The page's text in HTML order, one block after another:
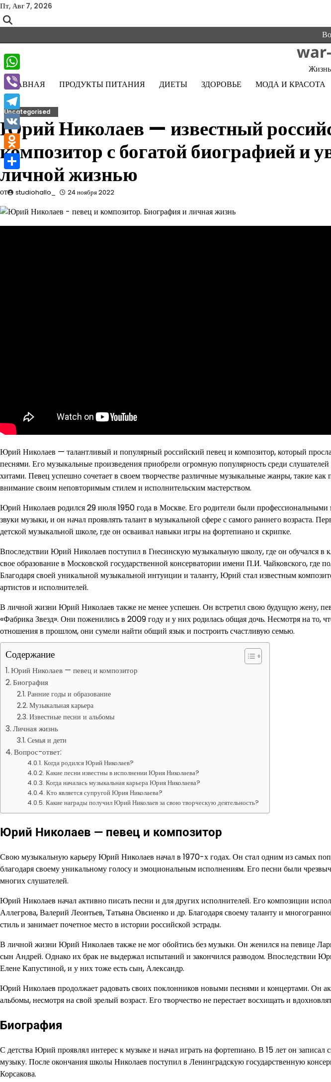
Перейти
к
содержимому
Пт, Авг 7, 2026
ГЛАВНАЯ
ПРОДУКТЫ ПИТАНИЯ ДИЕТЫ ЗДОРОВЬЕ МОДА И КРАСОТА
Uncategorised
Юрий Николаев — известный
композитор с богатой биографией и
личной жизнью
от studiohallo_ 24 ноября 2022
Юрий Николаев — талантливый и популярный российский певец и композитор, который
песнями. Его музыкальные произведения приобрели огромную популярность среди
хитами. Певец успешно сочетает в своем творчестве различные музыкальные жанры, такие
внимание своим неповторимым стилем и исполнительским мастерством.
Юрий Николаев родился 29 июля 1950 года в Москве. Его родители были профессиональными
звуки музыки, и он начал проявлять талант в музыкальной сфере с самого раннего возраста.
детской музыкальной школе, где он осваивал навыки игры на фортепиано и скрипке.
Впоследствии Юрий Николаев поступил в Гнесинскую музыкальную школу, где он обучался в
свое образование в Московской государственной консерватории имени П.И. Чайковского, где
Благодаря своей уникальной музыкальной интуиции и таланту, Юрий стал известным
артистов и исполнителей.
В личной жизни Юрий Николаев также не менее успешен. Он встретил свою будущую жену,
«Фабрика Звезд». Они поженились в 2009 году и у них родилась общая дочь. Несмотря на то,
отношения в прошлом, они сумели найти общий язык и построить счастливую семью.
Содержание
Юрий Николаев — певец и композитор
Биография
Ранние годы и образование
Музыкальная карьера
Известные песни и альбомы
Личная жизнь
Семья и дети
Вопрос-ответ:
Когда родился Юрий Николаев?
Какие песни известны в исполнении Юрия Николаева?
Когда началась музыкальная карьера Юрия Николаева?
Кто является супругой Юрия Николаева?
Какие награды получил Юрий Николаев за свою творческую деятельность?
Юрий Николаев — певец и композитор
Свою музыкальную карьеру Юрий Николаев начал в 1970-х годах. Он стал одним из самых
благодаря своему уникальному голосу и эмоциональным исполнениям. Его песни были
многих слушателей.
Юрий Николаев начал активно писать песни и для других исполнителей. Его композиции
Аллегрова, Валерий Леонтьев, Татьяна Овсиенко и др. Благодаря своему таланту и
стиль и занимает почетное место в истории российской эстрады.
В личной жизни Юрий Николаев также не мог обойтись без музыки. Он женился на певице
сын Андрей. Однако их брак не выдержал испытаний и закончился разводом. Впоследствии
Елене Капустиной, и у них тоже есть сын, Александр.
Юрий Николаев продолжает радовать своих поклонников новыми песнями и концертами. Он
альбомы, несмотря на свой зрелый возраст. Его творчество не перестает восхищать и
Биография
С детства Юрий проявлял интерес к музыке и начал играть на фортепиано. В 15 лет он
музыку. После окончания школы Николаев поступил в Ленинградскую государственную
Корсакова.
WhatsApp
Viber
Telegram
VK
Odnoklassniki
Отправить